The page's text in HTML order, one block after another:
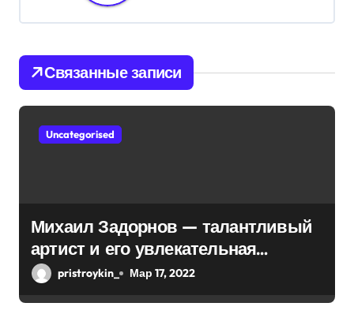
я
п
о
з
и
с
я
Связанные записи
Uncategorised
Михаил Задорнов — талантливый
артист и его увлекательная
биография — выдающиеся
pristroykin_ Мар 17, 2022